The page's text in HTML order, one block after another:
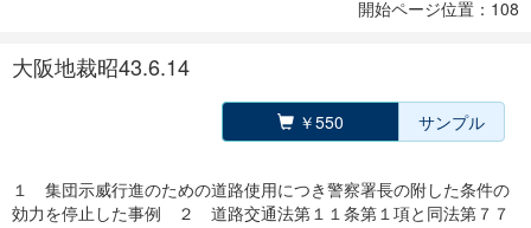
開始ページ位置：108
大阪地裁昭43.6.14
￥550 サンプル
１ 集団示威行進のための道路使用につき警察署長の附した条件の
効力を停止した事例 ２ 道路交通法第１１条第１項と同法第７７